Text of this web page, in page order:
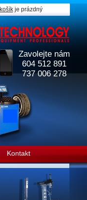
Kontakt
Zavolejte nám
604 512 891
737 006 278
košíkje prázdný